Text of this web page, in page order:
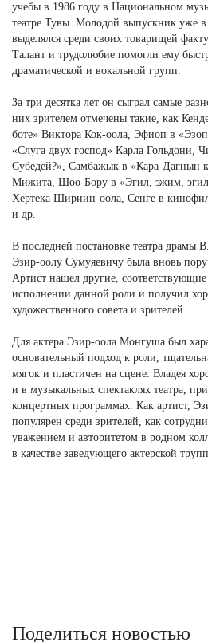
учебы в 1986 году в Национальном
театре Тувы. Молодой выпускник уже
выделялся среди своих товарищей
Талант и трудолюбие помогли ему
драматической и вокальной групп.
За три десятка лет он сыграл самые
них зрителем отмечены такие, как
боте» Виктора Кок-оола, Эфиоп в
«Слуга двух господ» Карла Гольдони,
Субедей?», Самбажык в «Кара-Дагнын
Мижита, Шоо-Бору в «Эгил, эжим,
Хертека Шириин-оола, Сенге в
и др.
В последней постановке театра драмы
Эзир-оолу Сумуяевичу была вновь
Артист нашел другие,
исполнении данной роли и получил
художественного совета и зрителей.
Для актера Эзир-оола Монгуша был
основательный подход к роли,
мягок и пластичен на сцене. Владея
и в музыкальных спектаклях театра,
концертных программах. Как артист,
популярен среди зрителей, как
уважением и авторитетом в родном
в качестве заведующего актерской
Поделиться новостью